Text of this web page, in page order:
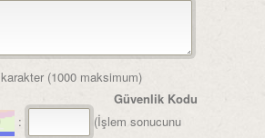
karakter (1000 maksimum)
Güvenlik Kodu
:
(İşlem sonucunu